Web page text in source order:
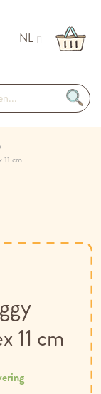
NL
cm
11 cm